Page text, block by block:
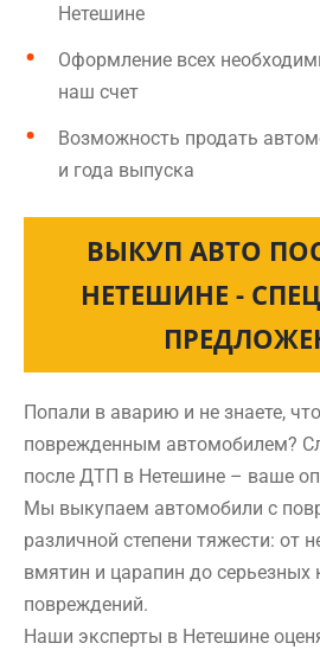
Нетешине
Оформление всех
наш счет
Возможность продать
и года выпуска
ВЫКУП АВТО
НЕТЕШИНЕ -
Попали в аварию и не знаете,
поврежденным автомобилем?
после ДТП в Нетешине – ваше
Мы выкупаем автомобили с
различной степени тяжести: от
вмятин и царапин до серьезных
повреждений.
Наши эксперты в Нетешине